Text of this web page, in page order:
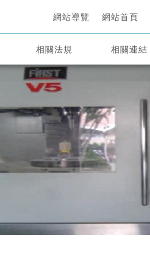
網站導覽 網站首頁
相關法規 相關連結